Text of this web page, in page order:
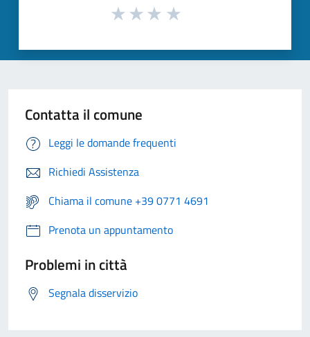
Contatta il comune
Leggi le domande frequenti
Richiedi Assistenza
Chiama il comune +39 0771 4691
Prenota un appuntamento
Problemi in città
Segnala disservizio